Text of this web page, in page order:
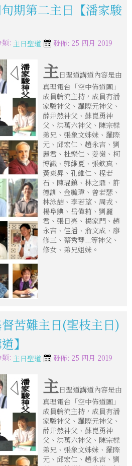
期第二主日【潘家駿
類: 主日聖道
發佈: 25 四月 2019
主日聖道講道內容是由
真理電台「空中佈道團」
成員輪流主持，成員有潘
家駿神父、羅際元神父、
薛井然神父、蘇崑勇神
父、洪萬六神父、陳宗樑
弟兄、張象文姊妹、羅際
元、邱宏仁、趙永吉、劉
麗君、杜樂仁、姜嶺、柯
博識、郭維夏、張欽真、
黃東昇、孔維仁、程若
石、陳琨鎮、林之鼎、許
德訓、金毓瑋、曾若瑟、
林泳喆、李若望、周戎、
楊阜錪、岳偉莉、劉麗
君、張日亮、楊家門、趙
永吉、佳播、俞文成、廖
修三、蔡秀琴...等神父、
修女、弟兄姐妹。
苦難主日(聖枝主日)
】
類: 主日聖道
發佈: 25 四月 2019
主日聖道講道內容是由
真理電台「空中佈道團」
成員輪流主持，成員有潘
家駿神父、羅際元神父、
薛井然神父、蘇崑勇神
父、洪萬六神父、陳宗樑
弟兄、張象文姊妹、羅際
元、邱宏仁、趙永吉、劉